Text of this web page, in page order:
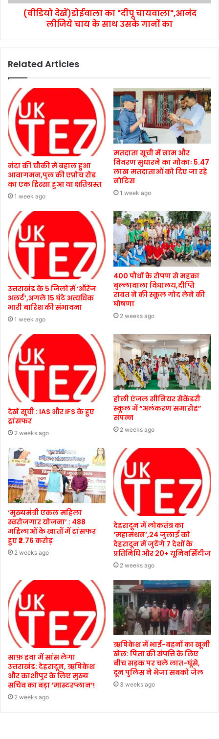
(वीडियो देखें)डोईवाला का "दीपू चायवाला",आनंद
लीजिये चाय के साथ उसके गानों का
Related Articles
नंदा की चौकी में बहाल हुआ
आवागमन,पुल की एप्रोच रोड
का एक हिस्सा हुआ था क्षतिग्रस्त
1 week ago
मतदाता सूची में नाम और
विवरण सुधारने का मौकाः 5.47
लाख मतदाताओं को दिए जा रहे
नोटिस
1 week ago
उत्तराखंड के 5 जिलों में ‘ऑरेंज
अलर्ट’,अगले 15 घंटे अत्यधिक
भारी बारिश की संभावना
1 week ago
400 पौधों के रोपण से महका
बुल्लावाला विद्यालय,दीप्ति
रावत ने की स्कूल गोद लेने की
घोषणा
2 weeks ago
देखें सूची : IAS और IFS के हुए
ट्रांसफर
2 weeks ago
होली एंजल सीनियर सेकेंडरी
स्कूल में “अलंकरण समारोह”
संपन्न
2 weeks ago
‘मुख्यमंत्री एकल महिला
स्वरोजगार योजना’ : 488
महिलाओं के खातों में ट्रांसफर
हुए ₹2.76 करोड़
2 weeks ago
देहरादून में लोकतंत्र का
‘महामंथन’,24 जुलाई को
देहरादून में जुटेंगे 7 देशों के
प्रतिनिधि और 20+ यूनिवर्सिटीज
2 weeks ago
साफ़ हवा में सांस लेगा
उत्तराखंड: देहरादून, ऋषिकेश
और काशीपुर के लिए मुख्य
सचिव का बड़ा ‘मास्टरप्लान’!
2 weeks ago
ऋषिकेश में भाई-बहनों का खूनी
खेल: पिता की संपत्ति के लिए
बीच सड़क पर चले लात-घूंसे,
दून पुलिस ने भेजा सबको जेल
3 weeks ago